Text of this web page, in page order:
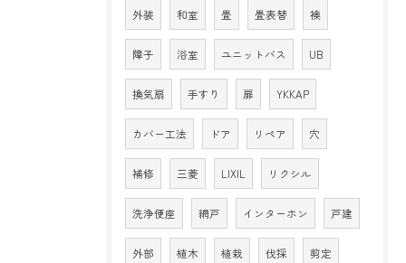
外装 和室 畳 畳表替 襖
障子 浴室 ユニットバス UB
換気扇 手すり 扉 YKKAP
カバー工法 ドア リペア 穴
補修 三菱 LIXIL リクシル
洗浄便座 網戸 インターホン 戸建
外部 植木 植栽 伐採 剪定